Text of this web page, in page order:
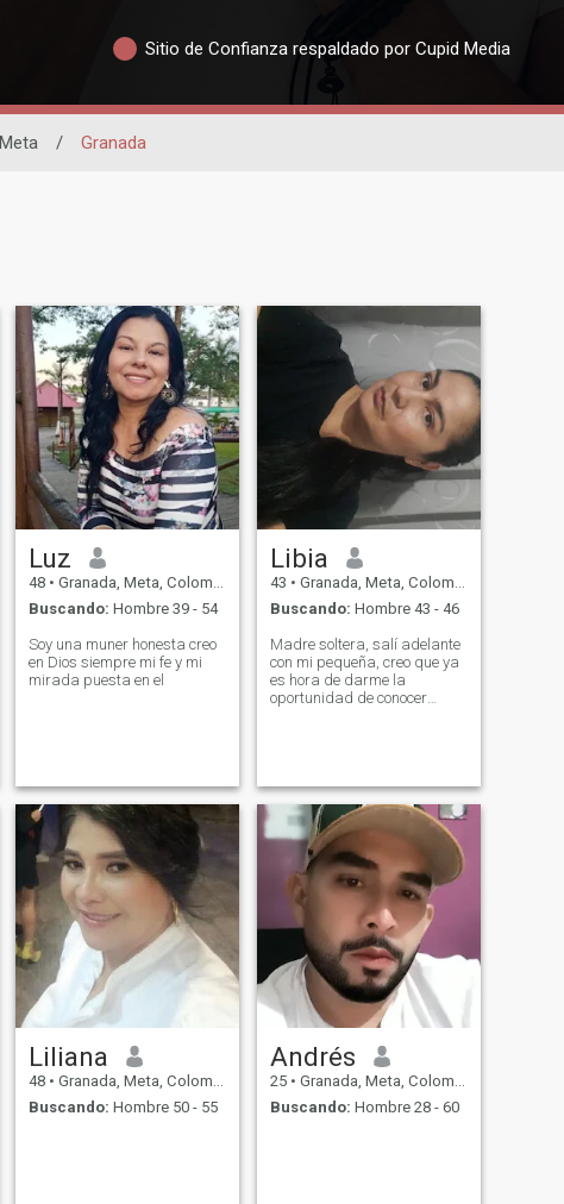
Sitio de Confianza respaldado por Cupid Media
Meta / Granada
Luz
48 • Granada, Meta, Colombia
Buscando: Hombre 39 - 54
Soy una muner honesta creo
en Dios siempre mi fe y mi
mirada puesta en el
Libia
43 • Granada, Meta, Colombia
Buscando: Hombre 43 - 46
Madre soltera, salí adelante
con mi pequeña, creo que ya
es hora de darme la
oportunidad de conocer
Liliana
48 • Granada, Meta, Colombia
Buscando: Hombre 50 - 55
Andrés
25 • Granada, Meta, Colombia
Buscando: Hombre 28 - 60